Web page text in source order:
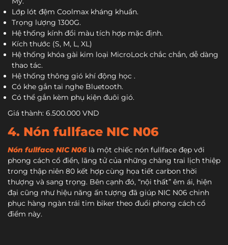
Lớp lót đệm Coolmax kháng khuẩn.
Trọng lượng 1300G.
Hệ thống kính đổi màu tích hợp mặc định.
Kích thước (S, M, L, XL)
Hệ thống khóa gài kim loại MicroLock chắc chắn, dễ dàng
thao tác.
Hệ thống thông gió khí động học .
Có khe gắn tai nghe Bluetooth.
Có thể gắn kèm phụ kiện đuôi gió.
Giá thành: 6.500.000 VND
4. Nón fullface NIC N06
Nón fullface NIC N06là một chiếc nón fullface đẹp với
phong cách cổ điển, lãng tử của những chàng trai lịch thiệp
trong thập niên 80 kết hợp cùng họa tiết carbon thời
thượng và sang trọng. Bên cạnh đó, “nội thất” êm ái, hiện
đại cũng như hiệu năng ấn tượng đã giúp NIC N06 chinh
phục hàng ngàn trái tim biker theo đuổi phong cách cổ
điểm này.